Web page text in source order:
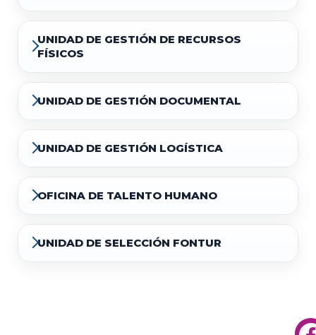
UNIDAD DE GESTIÓN DE RECURSOS
FÍSICOS
UNIDAD DE GESTIÓN DOCUMENTAL
UNIDAD DE GESTIÓN LOGÍSTICA
OFICINA DE TALENTO HUMANO
UNIDAD DE SELECCIÓN FONTUR